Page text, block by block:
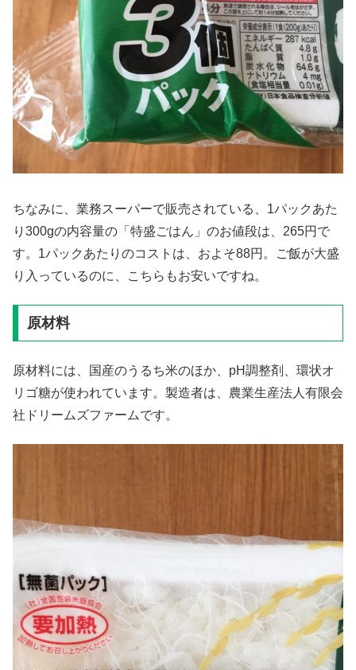
ちなみに、業務スーパーで販売されている、1パックあた
り300gの内容量の「特盛ごはん」のお値段は、265円で
す。1パックあたりのコストは、およそ88円。ご飯が大盛
り入っているのに、こちらもお安いですね。
原材料
原材料には、国産のうるち米のほか、pH調整剤、環状オ
リゴ糖が使われています。製造者は、農業生産法人有限会
社ドリームズファームです。